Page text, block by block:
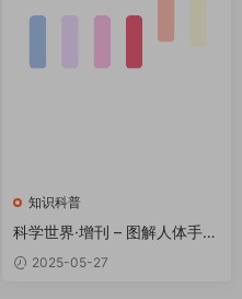
知识科普
科学世界·增刊 – 图解人体手册
PDF2025-05-27